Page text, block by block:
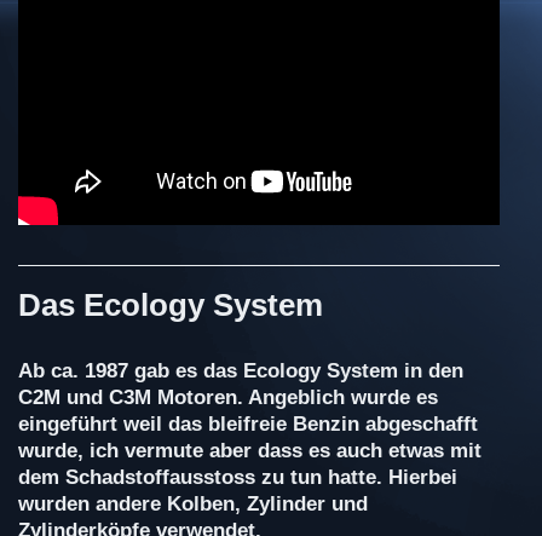
Das Ecology System
Ab ca. 1987 gab es das Ecology System in den
C2M und C3M Motoren. Angeblich wurde es
eingeführt weil das bleifreie Benzin abgeschafft
wurde, ich vermute aber dass es auch etwas mit
dem Schadstoffausstoss zu tun hatte. Hierbei
wurden andere Kolben, Zylinder und
Zylinderköpfe verwendet.